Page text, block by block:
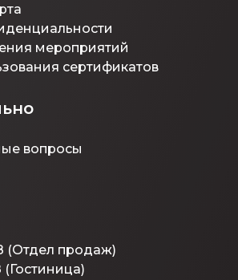
мероприятий
сертификатов
вопросы
(Отдел продаж)